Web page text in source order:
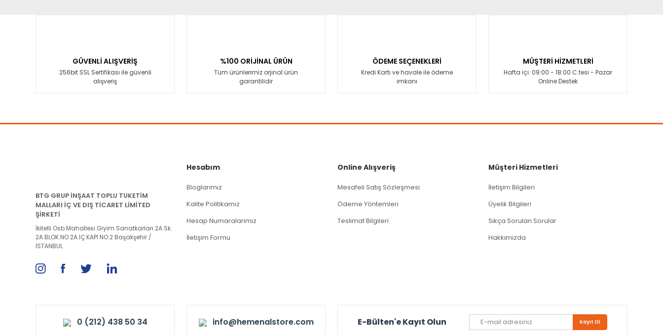
Ürün bilgilerinde hatalar bulunuyor.
Ürün fiyatı diğer sitelerden daha pahalı.
GÜVENLİ ALIŞVERİŞ
256bit SSL Sertifikası ile güvenli
alışveriş
%100 ORİJİNAL ÜRÜN
Tüm ürünlerimiz orjinal ürün
garantilidir
ÖDEME SEÇENEKLERİ
Kredi Kartı ve havale ile ödeme
imkanı
MÜŞTERİ HİZMETLERİ
Hafta içi: 09:00 - 18:00 C.tesi - Pazar
Online Destek
BTG GRUP İNŞAAT TOPLU TUKETİM
MALLARI İÇ VE DIŞ TİCARET LİMİTED
ŞİRKETİ
İkitelli Osb Mahallesi Giyim Sanatkarları 2A Sk.
2A BLOK NO:2A İÇ KAPI NO:2 Başakşehir /
İSTANBUL
Hesabım
Bloglarımız
Kalite Politikamız
Hesap Numaralarımız
İletişim Formu
Online Alışveriş
Mesafeli Satış Sözleşmesi
Ödeme Yöntemleri
Teslimat Bilgileri
Müşteri Hizmetleri
İletişim Bilgileri
Üyelik Bilgileri
Sıkça Sorulan Sorular
Hakkımızda
0 (212) 438 50 34 info@hemenalstore.com E-Bülten'e Kayıt Olun Kayıt Ol